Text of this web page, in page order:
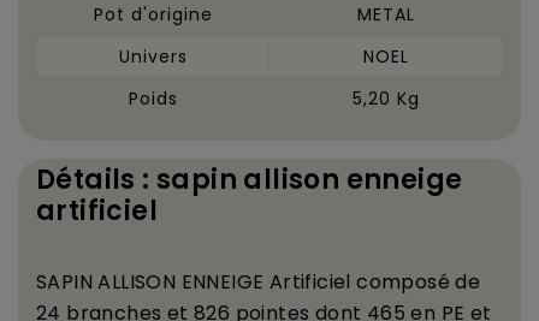
Pot d'origine
METAL
Univers
NOEL
Poids
5,20 Kg
Détails : sapin allison enneige
artificiel
SAPIN ALLISON ENNEIGE Artificiel composé de
24 branches et 826 pointes dont 465 en PE et